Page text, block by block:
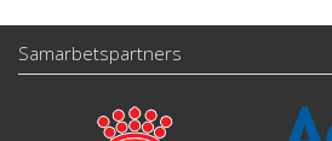
Samarbetspartners